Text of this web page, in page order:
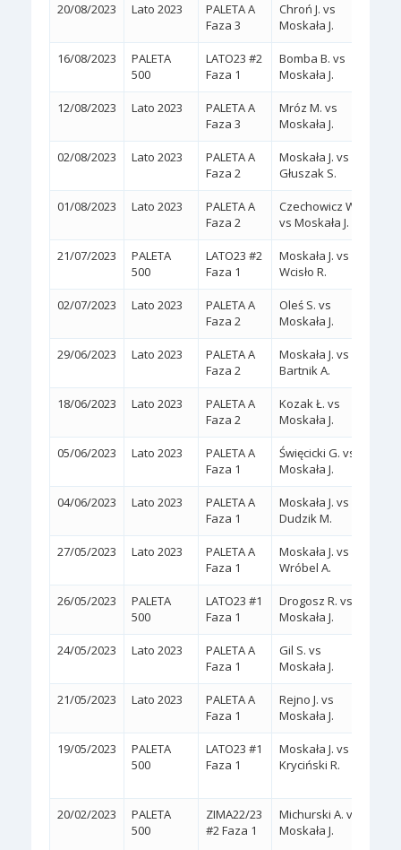
20/08/2023 Lato 2023
PALETA A
Faza 3
Chroń J. vs
Moskała J.
16/08/2023
PALETA
500
LATO23 #2
Faza 1
Bomba B. vs
Moskała J.
12/08/2023 Lato 2023
PALETA A
Faza 3
Mróz M. vs
Moskała J.
02/08/2023 Lato 2023
PALETA A
Faza 2
Moskała J. vs
Głuszak S.
01/08/2023 Lato 2023
PALETA A
Faza 2
Czechowicz W.
vs Moskała J.
21/07/2023
PALETA
500
LATO23 #2
Faza 1
Moskała J. vs
Wcisło R.
02/07/2023 Lato 2023
PALETA A
Faza 2
Oleś S. vs
Moskała J.
29/06/2023 Lato 2023
PALETA A
Faza 2
Moskała J. vs
Bartnik A.
18/06/2023 Lato 2023
PALETA A
Faza 2
Kozak Ł. vs
Moskała J.
05/06/2023 Lato 2023
PALETA A
Faza 1
Święcicki G. vs
Moskała J.
04/06/2023 Lato 2023
PALETA A
Faza 1
Moskała J. vs
Dudzik M.
27/05/2023 Lato 2023
PALETA A
Faza 1
Moskała J. vs
Wróbel A.
26/05/2023
PALETA
500
LATO23 #1
Faza 1
Drogosz R. vs
Moskała J.
24/05/2023 Lato 2023
PALETA A
Faza 1
Gil S. vs
Moskała J.
21/05/2023 Lato 2023
PALETA A
Faza 1
Rejno J. vs
Moskała J.
19/05/2023
PALETA
500
LATO23 #1
Faza 1
Moskała J. vs
Kryciński R.
20/02/2023
PALETA
500
ZIMA22/23
#2 Faza 1
Michurski A. vs
Moskała J.